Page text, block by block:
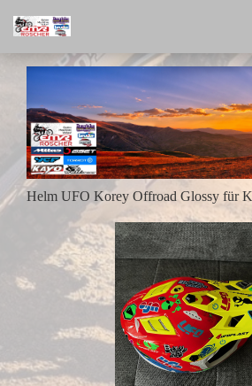
Helm UFO Korey Offroad Glossy für